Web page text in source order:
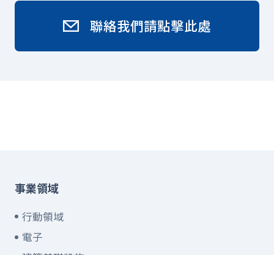
聯絡我們請點擊此處
事業領域
行動領域
電子